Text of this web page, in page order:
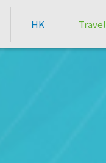
HK Travel